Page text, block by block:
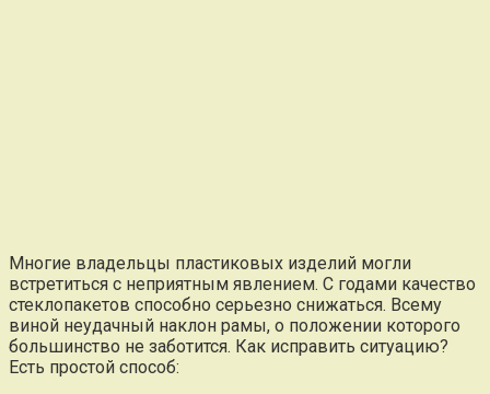
Многие владельцы пластиковых изделий могли
встретиться с неприятным явлением. С годами качество
стеклопакетов способно серьезно снижаться. Всему
виной неудачный наклон рамы, о положении которого
большинство не заботится. Как исправить ситуацию?
Есть простой способ: